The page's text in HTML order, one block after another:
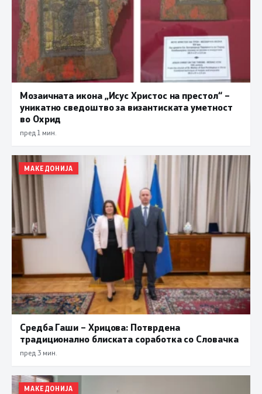
Мозаичната икона „Исус Христос на престол“ –
уникатно сведоштво за византиската уметност
во Охрид
пред 1 мин.
МАКЕДОНИЈА
Средба Гаши – Хрицова: Потврдена
традиционално блиската соработка со Словачка
пред 3 мин.
МАКЕДОНИЈА